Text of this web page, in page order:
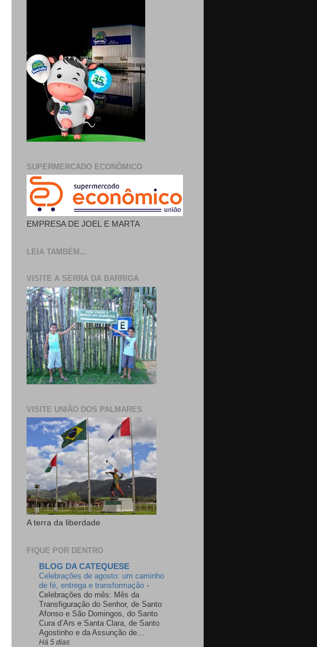
SUPERMERCADO ECONÔMICO
EMPRESA DE JOEL E MARTA
LEIA TAMBÉM...
VISITE A SERRA DA BARRIGA
VISITE UNIÃO DOS PALMARES
A terra da liberdade
FIQUE POR DENTRO
BLOG DA CATEQUESE
Celebrações de agosto: um caminho
de fé, entrega e transformação -
Celebrações do mês: Mês da
Transfiguração do Senhor, de Santo
Afonso e São Domingos, do Santo
Cura d’Ars e Santa Clara, de Santo
Agostinho e da Assunção de...
Há 5 dias